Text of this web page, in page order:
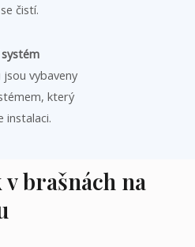
čistí.
jsou vybaveny
který
instalaci.
brašnách na